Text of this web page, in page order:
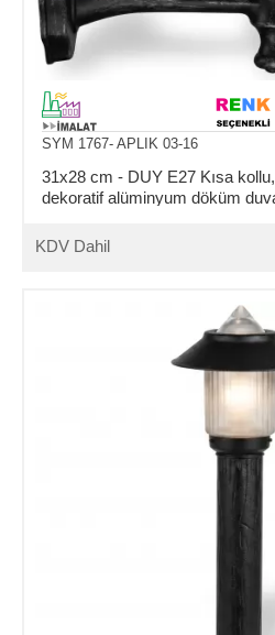
SYM 1767- APLIK 03-16
31x28 cm - DUY E27 Kısa
dekoratif alüminyum döküm
KDV Dahil